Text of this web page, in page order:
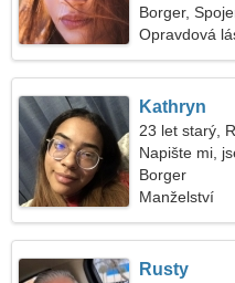
Borger,
Opravdová
Kathryn
23 let starý,
Napište mi,
Borger
Manželství
Rusty